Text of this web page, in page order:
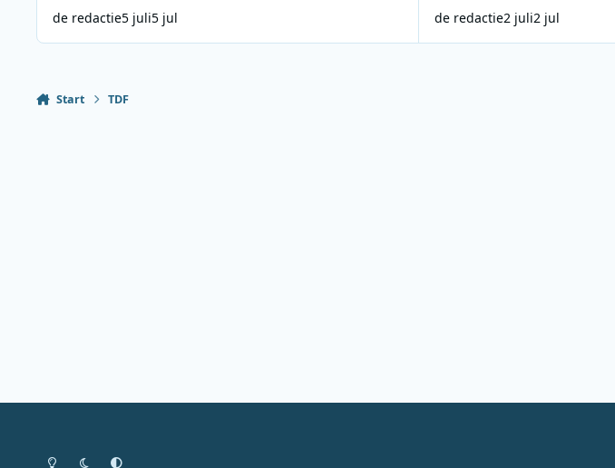
de redactie5 juli5 jul de redactie2 juli2 jul
Start TDF
Heldere modus
Donkere modus
Systeemvoorkeur